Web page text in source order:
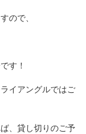
ので、
す！
イアングルではご
、貸し切りのご予